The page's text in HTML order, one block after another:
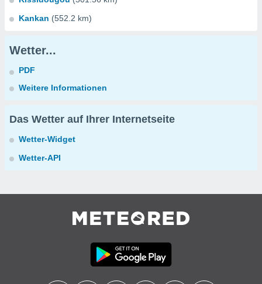
Kankan (552.2 km)
Wetter...
PDF
Weitere Informationen
Das Wetter auf Ihrer Internetseite
Wetter-Widget
Wetter-API